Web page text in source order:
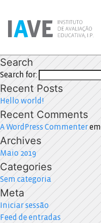
Search
Search for:
Recent Posts
Hello world!
Recent Comments
A WordPress Commenterem
Archives
Maio 2019
Categories
Sem categoria
Meta
Iniciar sessão
Feed de entradas